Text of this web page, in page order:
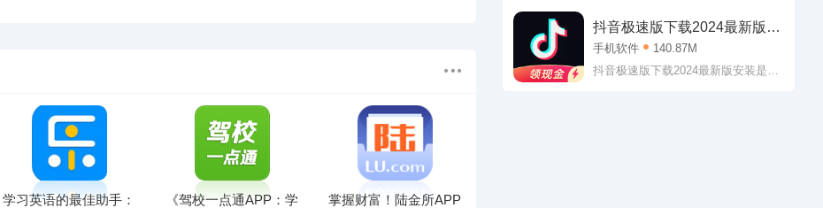
学习英语的最佳助手：
《驾校一点通APP：学
掌握财富！陆金所APP
正版拥有海量的商品可供购买，吃的
喝的玩的用的都有，价格非常实惠，
多种分类让大家可以更好的从中将自
己需要的想要的商品筛选出来，也支
抖音极速版下载2024最新版安
装
手机软件
140.87M
抖音极速版下载2024最新版安装是一